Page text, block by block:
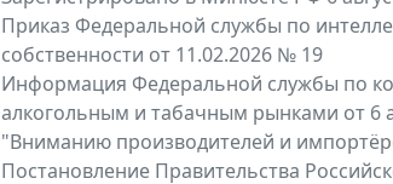
Приказ Федеральной службы по
собственности от 11.02.2026 № 19
Информация Федеральной службы по
алкогольным и табачным рынками от 6
"Вниманию производителей и
Постановление Правительства